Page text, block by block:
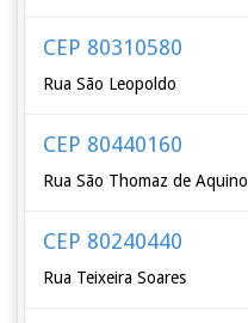
CEP 80310580
Rua São Leopoldo
CEP 80440160
Rua São Thomaz de Aquino
CEP 80240440
Rua Teixeira Soares